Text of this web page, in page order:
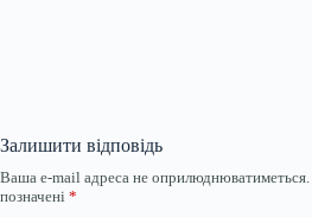
Залишити відповідь
Ваша e-mail адреса не оприлюднюватиметься.
позначені *